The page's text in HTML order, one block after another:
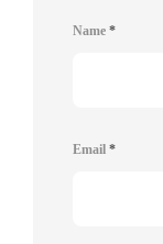
Name *
Email *